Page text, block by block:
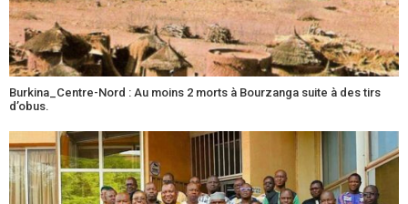
Burkina_Centre-Nord : Au moins 2 morts à Bourzanga suite à des tirs
d’obus.